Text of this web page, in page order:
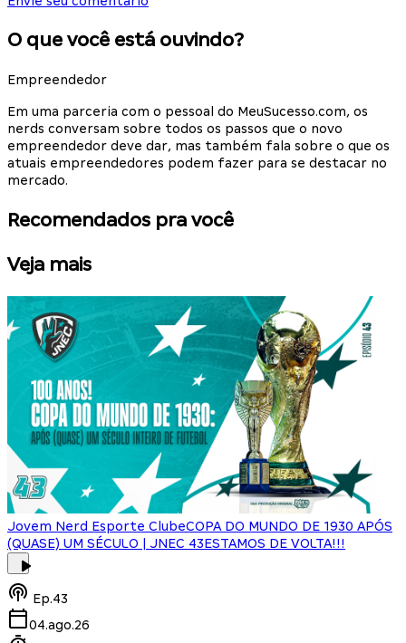
O que você está ouvindo?
Empreendedor
Em uma parceria com o pessoal do MeuSucesso.com, os
nerds conversam sobre todos os passos que o novo
empreendedor deve dar, mas também fala sobre o que os
atuais empreendedores podem fazer para se destacar no
mercado.
Recomendados pra você
Veja mais
Jovem Nerd Esporte ClubeCOPA DO MUNDO DE 1930 APÓS
(QUASE) UM SÉCULO | JNEC 43ESTAMOS DE VOLTA!!!
Ep.43
04.ago.26